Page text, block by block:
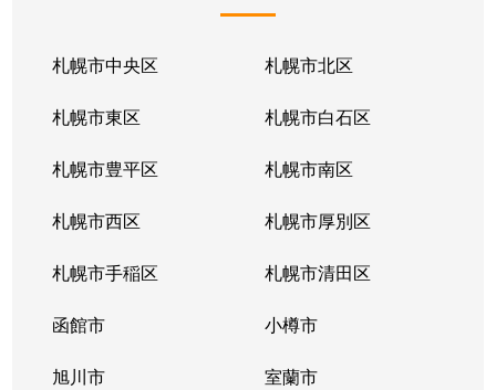
札幌市中央区 札幌市北区
札幌市東区 札幌市白石区
札幌市豊平区 札幌市南区
札幌市西区 札幌市厚別区
札幌市手稲区 札幌市清田区
函館市 小樽市
旭川市 室蘭市